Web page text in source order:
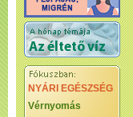
NYÁRI EGÉSZSÉG
Vérnyomás